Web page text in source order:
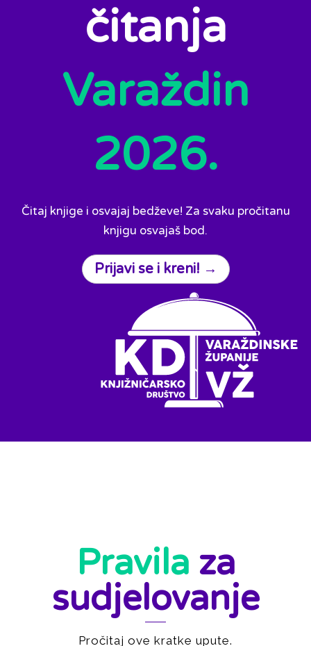
čitanja
Varaždin
2026.
Čitaj knjige i osvajaj bedževe! Za svaku pročitanu
knjigu osvajaš bod.
Prijavi se i kreni! →
Pravila za
sudjelovanje
Pročitaj ove kratke upute.